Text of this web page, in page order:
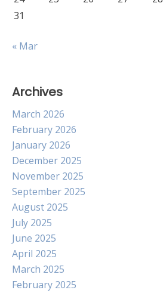
31
« Mar
Archives
March 2026
February 2026
January 2026
December 2025
November 2025
September 2025
August 2025
July 2025
June 2025
April 2025
March 2025
February 2025